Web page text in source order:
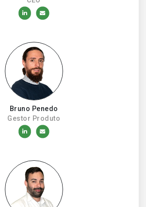
Bruno Penedo
Gestor Produto